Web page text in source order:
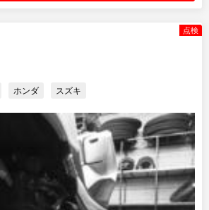
点検
ホンダ スズキ